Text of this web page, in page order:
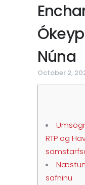
Núna
October 2,
RTP og
safninu